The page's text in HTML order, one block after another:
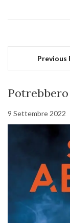
Previous
9 Settembre 2022